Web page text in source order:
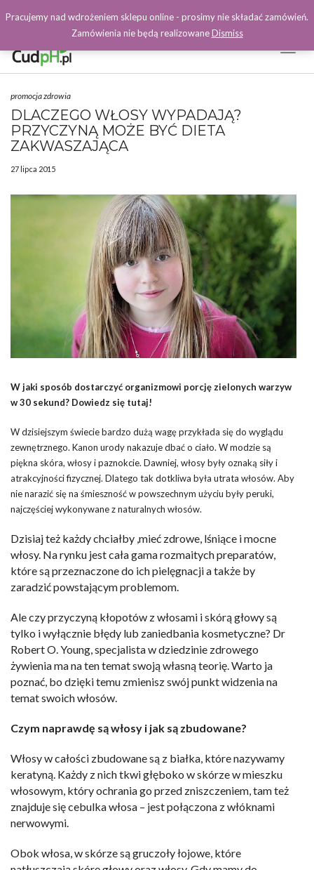
Facebook
promocja zdrowia
DLACZEGO WŁOSY WYPADAJĄ?
PRZYCZYNĄ MOŻE BYĆ DIETA
ZAKWASZAJĄCA
27 lipca 2015
W jaki sposób dostarczyć organizmowi porcję zielonych warzyw
w 30 sekund? Dowiedz się tutaj!
W dzisiejszym świecie bardzo dużą wagę przykłada się do wyglądu
zewnętrznego. Kanon urody nakazuje dbać o ciało. W modzie są
piękna skóra, włosy i paznokcie. Dawniej, włosy były oznaką siły i
atrakcyjności fizycznej. Dlatego tak dotkliwa była utrata włosów. Aby
nie narazić się na śmieszność w powszechnym użyciu były peruki,
najczęściej wykonywane z naturalnych włosów.
Dzisiaj też każdy chciałby ,mieć zdrowe, lśniące i mocne
włosy. Na rynku jest cała gama rozmaitych preparatów,
które są przeznaczone do ich pielęgnacji a także by
zaradzić powstającym problemom.
Ale czy przyczyną kłopotów z włosami i skórą głowy są
tylko i wyłącznie błędy lub zaniedbania kosmetyczne? Dr
Robert O. Young, specjalista w dziedzinie zdrowego
żywienia ma na ten temat swoją własną teorię. Warto ja
poznać, bo dzięki temu zmienisz swój punkt widzenia na
temat swoich włosów.
Czym naprawdę są włosy i jak są zbudowane?
Włosy w całości zbudowane są z białka, które nazywamy
keratyną. Każdy z nich tkwi głęboko w skórze w mieszku
włosowym, który ochrania go przed zniszczeniem, tam też
znajduje się cebulka włosa – jest połączona z włóknami
nerwowymi.
Obok włosa, w skórze są gruczoły łojowe, które
Pracujemy nad wdrożeniem sklepu online - prosimy nie składać zamówień.
Zamówienia nie będą realizowaneDismiss